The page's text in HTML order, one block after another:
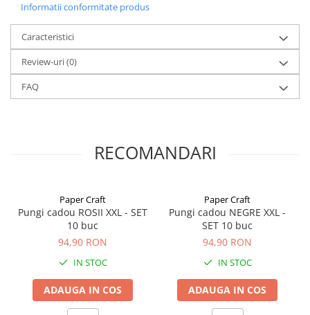
Ideal pentru:
🛍️ Cadouri mari și premium (jucarii, decoratiuni, obiecte mari)
👗 Fashion & clothing retail (haine, pantofi, accesorii)
💄 Cosmetice și beauty box-uri
🎁 Evenimente corporative și cadouri de birou
📚 Cărți voluminoase și albume foto
🏪 Magazinele cu marcă proprie și boutique-uri
🎉 Cadouri petrecere
Material solid care nu se rupe ușor
Informatii conformitate produs
Caracteristici
Review-uri(0)
FAQ
RECOMANDARI
Paper Craft
Pungi cadou ROSII XXL - SET
10 buc
94,90 RON
IN STOC
ADAUGA IN COS
Paper Craft
Pungi cadou NEGRE XXL -
SET 10 buc
94,90 RON
IN STOC
ADAUGA IN COS